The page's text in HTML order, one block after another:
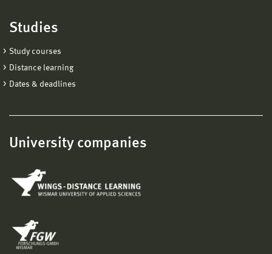
Studies
Study courses
Distance learning
Dates & deadlines
University companies